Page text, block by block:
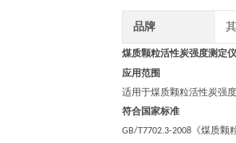
品牌
煤质颗粒活性炭强度测定仪
应用范围
适用于煤质颗粒活性炭强
符合国家标准
GB/T7702.3-2008 《煤质